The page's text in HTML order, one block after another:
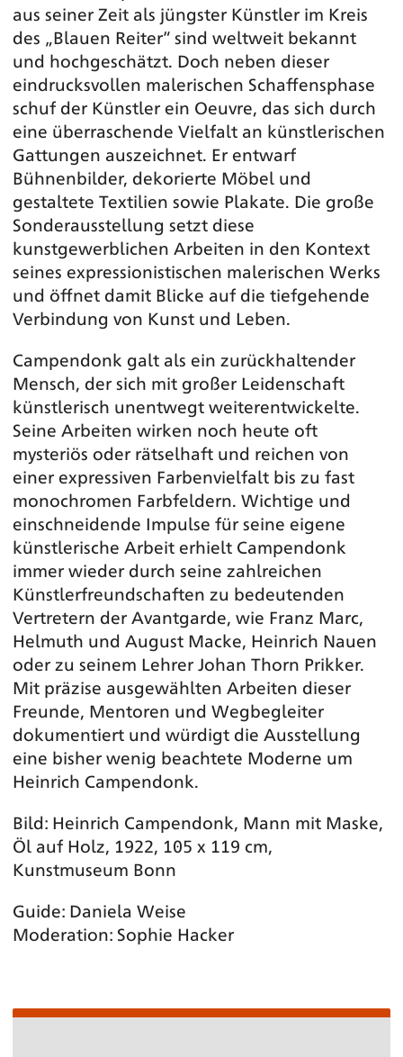
aus seiner Zeit als jüngster Künstler im Kreis
des „Blauen Reiter“ sind weltweit bekannt
und hochgeschätzt. Doch neben dieser
eindrucksvollen malerischen Schaffensphase
schuf der Künstler ein Oeuvre, das sich durch
eine überraschende Vielfalt an künstlerischen
Gattungen auszeichnet. Er entwarf
Bühnenbilder, dekorierte Möbel und
gestaltete Textilien sowie Plakate. Die große
Sonderausstellung setzt diese
kunstgewerblichen Arbeiten in den Kontext
seines expressionistischen malerischen Werks
und öffnet damit Blicke auf die tiefgehende
Verbindung von Kunst und Leben.
Campendonk galt als ein zurückhaltender
Mensch, der sich mit großer Leidenschaft
künstlerisch unentwegt weiterentwickelte.
Seine Arbeiten wirken noch heute oft
mysteriös oder rätselhaft und reichen von
einer expressiven Farbenvielfalt bis zu fast
monochromen Farbfeldern. Wichtige und
einschneidende Impulse für seine eigene
künstlerische Arbeit erhielt Campendonk
immer wieder durch seine zahlreichen
Künstlerfreundschaften zu bedeutenden
Vertretern der Avantgarde, wie Franz Marc,
Helmuth und August Macke, Heinrich Nauen
oder zu seinem Lehrer Johan Thorn Prikker.
Mit präzise ausgewählten Arbeiten dieser
Freunde, Mentoren und Wegbegleiter
dokumentiert und würdigt die Ausstellung
eine bisher wenig beachtete Moderne um
Heinrich Campendonk.
Bild: Heinrich Campendonk, Mann mit Maske,
Öl auf Holz, 1922, 105 x 119 cm,
Kunstmuseum Bonn
Guide: Daniela Weise
Moderation: Sophie Hacker